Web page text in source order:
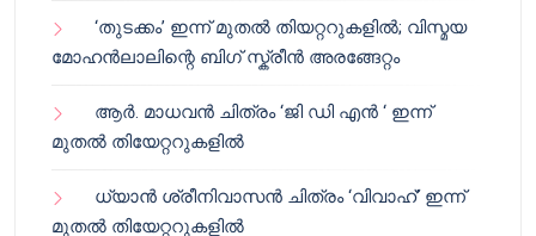
‘തുടക്കം’ ഇന്ന് മുതൽ തിയറ്ററുകളിൽ; വിസ്മയ
മോഹൻലാലിന്റെ ബിഗ് സ്ക്രീൻ അരങ്ങേറ്റം
ആർ. മാധവൻ ചിത്രം ‘ജി ഡി എൻ ‘ ഇന്ന്
മുതൽ തിയേറ്ററുകളിൽ
ധ്യാൻ ശ്രീനിവാസൻ ചിത്രം ‘വിവാഹ്’ ഇന്ന്
മുതൽ തിയേറ്ററുകളിൽ